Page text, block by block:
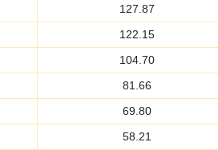
127.87
122.15
104.70
81.66
69.80
58.21